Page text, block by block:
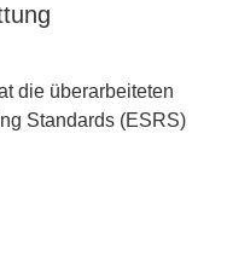
die überarbeiteten
Standards (ESRS)